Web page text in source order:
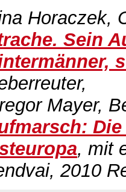
Horaczek,
Sein
Mayer,
, mit
2010